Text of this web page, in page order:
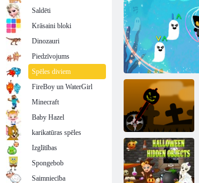
Baby Hazel
Doodle Halloween
Halovīni riteņa
Saldēti
Krāsaini bloki
Dinozauri
Piedzīvojums
Spēles diviem
FireBoy un WaterGirl
Minecraft
Baby Hazel
karikatūras spēles
Izglītības
Spongebob
Saimniecība